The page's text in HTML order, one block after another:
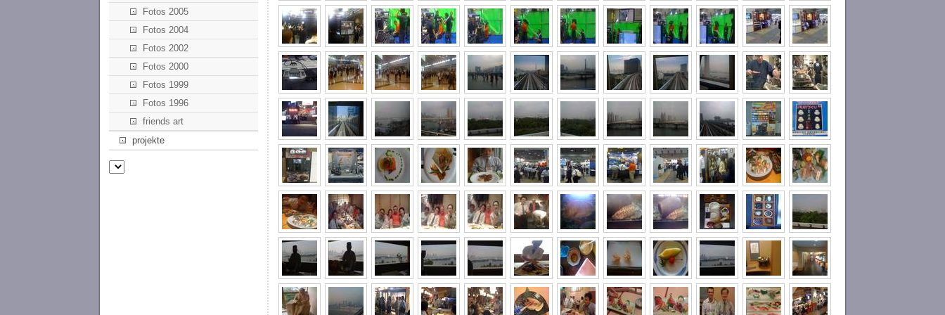
Fotos 2005
Fotos 2004
Fotos 2002
Fotos 2000
Fotos 1999
Fotos 1996
friends art
projekte